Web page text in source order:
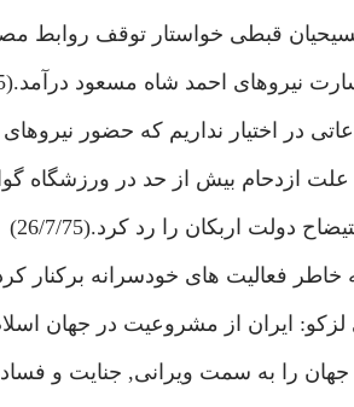
قبطى خواستار توقف روابط مصر و
نيروهاى احمد شاه مسعود درآمد.(24/7/75)
در اختيار نداريم كه حضور نيروهاى
دولت اربكان را رد كرد.(26/7/75)
خاطر فعاليت هاى خودسرانه بركنار
لزكو: ايران از مشروعيت در جهان
را به سمت ويرانى, جنايت و فساد